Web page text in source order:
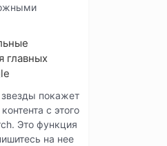
главных
покажет
с этого
Это функция
на нее